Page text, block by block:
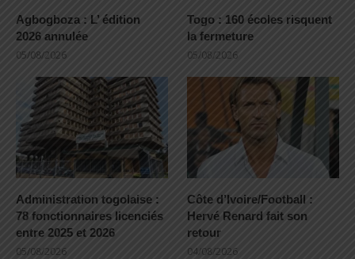
Agbogboza : L’ édition
2026 annulée
05/08/2026
Togo : 160 écoles risquent
la fermeture
05/08/2026
Administration togolaise :
78 fonctionnaires licenciés
entre 2025 et 2026
05/08/2026
Côte d’Ivoire/Football :
Hervé Renard fait son
retour
04/08/2026